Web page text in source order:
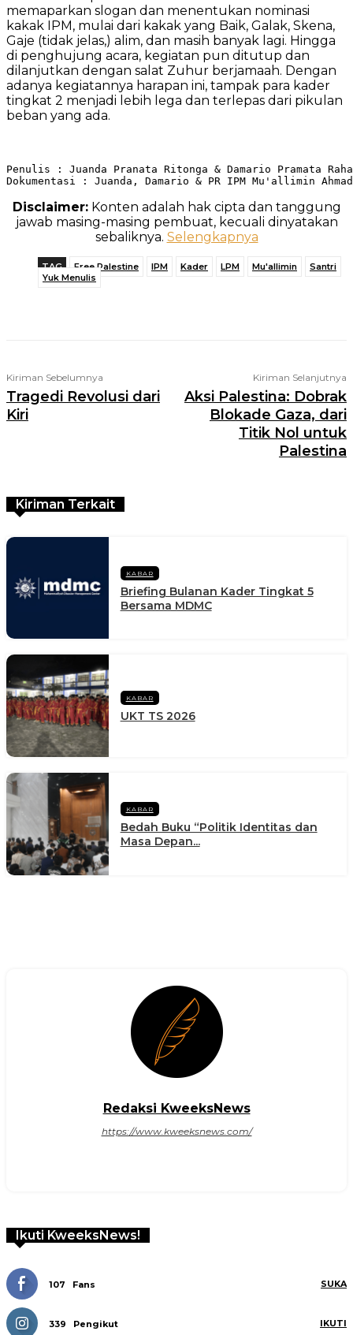
memaparkan slogan dan menentukan nominasi
kakak IPM, mulai dari kakak yang Baik, Galak, Skena,
Gaje (tidak jelas,) alim, dan masih banyak lagi. Hingga
di penghujung acara, kegiatan pun ditutup dan
dilanjutkan dengan salat Zuhur berjamaah. Dengan
adanya kegiatannya harapan ini, tampak para kader
tingkat 2 menjadi lebih lega dan terlepas dari pikulan
beban yang ada.
Penulis : Juanda Pranata Ritonga & Damario Pramata
Dokumentasi : Juanda, Damario & PR IPM Mu'allimin
Disclaimer:Konten adalah hak cipta dan tanggung
jawab masing-masing pembuat, kecuali dinyatakan
sebaliknya. Selengkapnya
TAG Free Palestine IPM Kader LPM Mu'allimin
Santri
Yuk Menulis
Kiriman Sebelumnya
Tragedi Revolusi dari
Kiri
Kiriman Selanjutnya
Aksi Palestina: Dobrak
Blokade Gaza, dari
Titik Nol untuk
Palestina
Kiriman Terkait
KABAR
Briefing Bulanan Kader Tingkat 5
Bersama MDMC
KABAR
UKT TS 2026
KABAR
Bedah Buku “Politik Identitas dan
Masa Depan...
Redaksi KweeksNews
https://www.kweeksnews.com/
Ikuti KweeksNews!
107 Fans SUKA
339 Pengikut IKUTI